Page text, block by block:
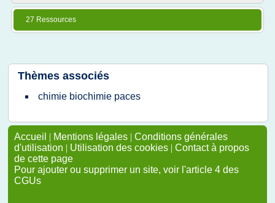
27 Ressources
Thèmes associés
chimie biochimie paces
Accueil | Mentions légales | Conditions générales
d'utilisation | Utilisation des cookies | Contact à propos
de cette page
Pour ajouter ou supprimer un site, voir l'article 4 des
CGUs